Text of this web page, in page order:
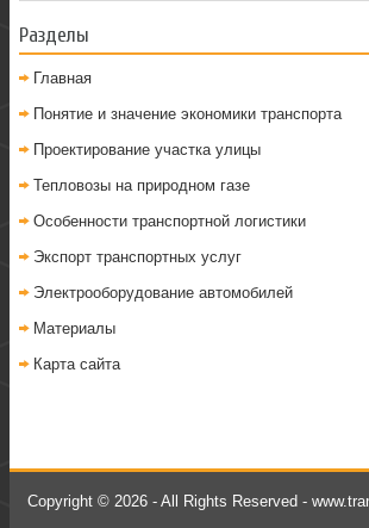
Разделы
Главная
Понятие и значение экономики транспорта
Проектирование участка улицы
Тепловозы на природном газе
Особенности транспортной логистики
Экспорт транспортных услуг
Электрооборудование автомобилей
Материалы
Карта сайта
Copyright © 2026 - All Rights Reserved -